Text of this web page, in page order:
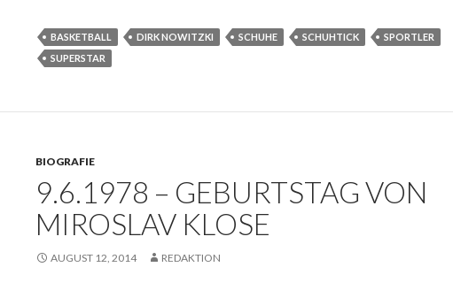
BASKETBALL DIRK NOWITZKI SCHUHE SCHUHTICK
SPORTLER
SUPERSTAR
BIOGRAFIE
9.6.1978 – GEBURTSTAG VON
MIROSLAV KLOSE
AUGUST 12, 2014 REDAKTION